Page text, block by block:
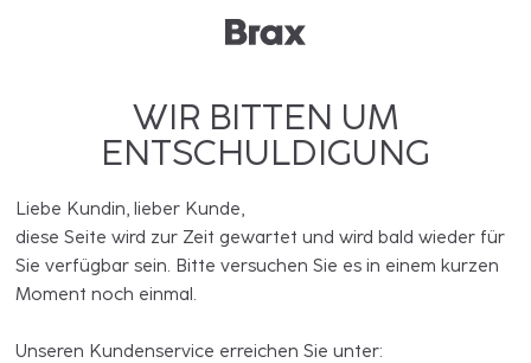
WIR BITTEN UM
ENTSCHULDIGUNG
Liebe Kundin, lieber Kunde,
diese Seite wird zur Zeit gewartet und wird bald wieder für
Sie verfügbar sein. Bitte versuchen Sie es in einem kurzen
Moment noch einmal.
Unseren Kundenservice erreichen Sie unter: